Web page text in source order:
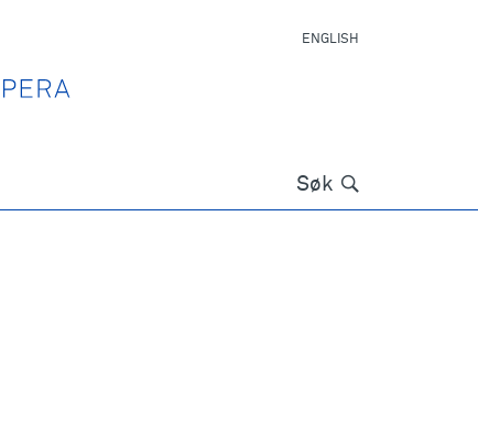
ENGLISH
Søk Søk